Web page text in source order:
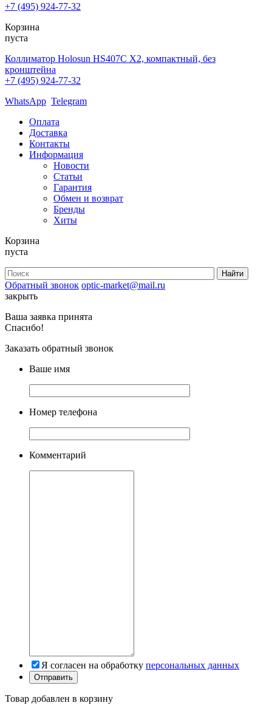
+7 (495) 924-77-32
Корзина
пуста
Коллиматор Holosun HS407C X2, компактный, без
кронштейна
+7 (495) 924-77-32
WhatsApp Telegram
Оплата
Доставка
Контакты
Информация
Новости
Статьи
Гарантия
Обмен и возврат
Бренды
Хиты
Корзина
пуста
Обратный звонок optic-market@mail.ru
закрыть
Ваша заявка принята
Спасибо!
Заказать обратный звонок
Ваше имя
Номер телефона
Комментарий
Я согласен на обработку персональных данных
Товар добавлен в корзину